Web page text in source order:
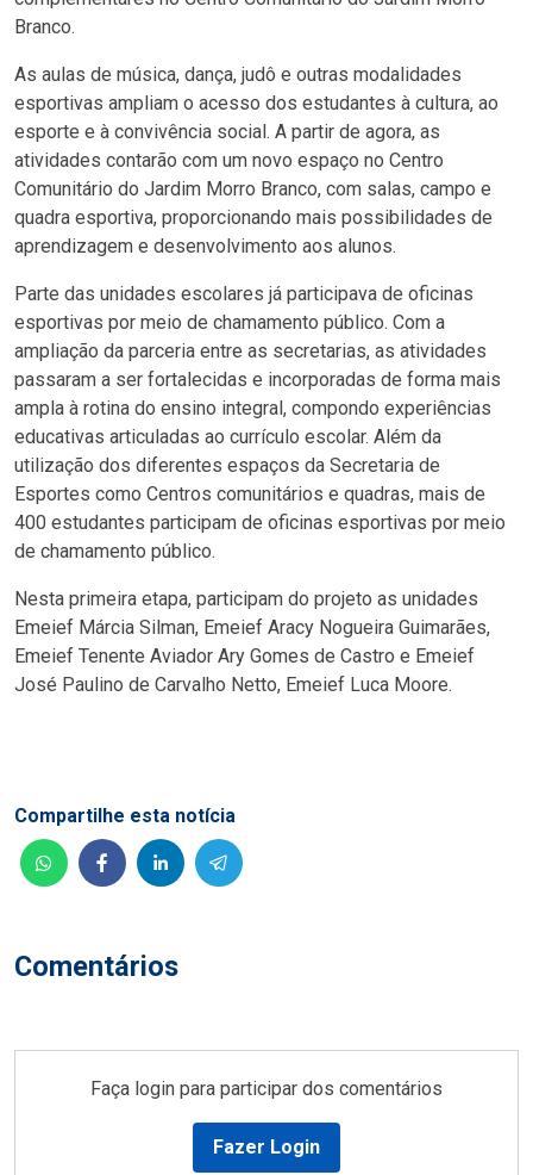
Branco.
As aulas de música, dança, judô e outras modalidades
esportivas ampliam o acesso dos estudantes à cultura, ao
esporte e à convivência social. A partir de agora, as
atividades contarão com um novo espaço no Centro
Comunitário do Jardim Morro Branco, com salas, campo e
quadra esportiva, proporcionando mais possibilidades de
aprendizagem e desenvolvimento aos alunos.
Parte das unidades escolares já participava de oficinas
esportivas por meio de chamamento público. Com a
ampliação da parceria entre as secretarias, as atividades
passaram a ser fortalecidas e incorporadas de forma mais
ampla à rotina do ensino integral, compondo experiências
educativas articuladas ao currículo escolar. Além da
utilização dos diferentes espaços da Secretaria de
Esportes como Centros comunitários e quadras, mais de
400 estudantes participam de oficinas esportivas por meio
de chamamento público.
Nesta primeira etapa, participam do projeto as unidades
Emeief Márcia Silman, Emeief Aracy Nogueira Guimarães,
Emeief Tenente Aviador Ary Gomes de Castro e Emeief
José Paulino de Carvalho Netto, Emeief Luca Moore.
Comentários
Compartilhe esta notícia
Faça login para participar dos comentários
Fazer Login